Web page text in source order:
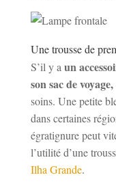
Une trousse de
S’il y a un
son sac de voyage,
soins. Une petite
dans certaines
égratignure peut
l’utilité d’une
Ilha Grande.